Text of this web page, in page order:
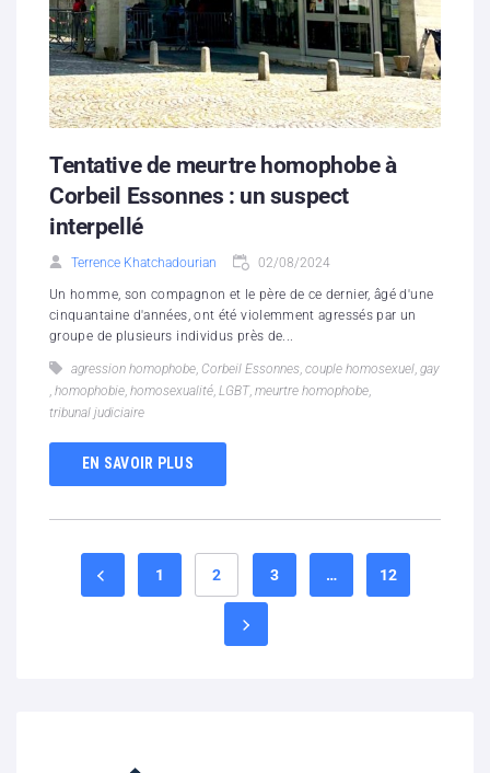
Tentative de meurtre homophobe à
Corbeil Essonnes : un suspect
interpellé
Terrence Khatchadourian 02/08/2024
Un homme, son compagnon et le père de ce dernier, âgé d'une
cinquantaine d'années, ont été violemment agressés par un
groupe de plusieurs individus près de...
agression homophobe, Corbeil Essonnes, couple homosexuel, gay
, homophobie, homosexualité, LGBT, meurtre homophobe,
tribunal judiciaire
EN SAVOIR PLUS
1 2 3 … 12